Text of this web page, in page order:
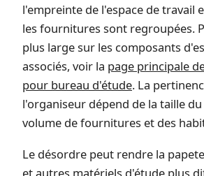
l'empreinte de l'espace de travail
les fournitures sont regroupées.
plus large sur les composants
associés, voir la page principale
pour bureau d'étude. La
l'organiseur dépend de la taille
volume de fournitures et des
Le désordre peut rendre la